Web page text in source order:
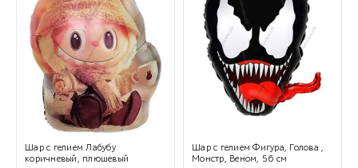
Шар с гелием Лабубу
коричневый, плюшевый
Шар с гелием Фигура, Голова ,
Монстр, Веном, 56 см